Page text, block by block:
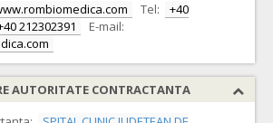
Tel:
+40
212302391
E-mail:
AUTORITATE CONTRACTANTA